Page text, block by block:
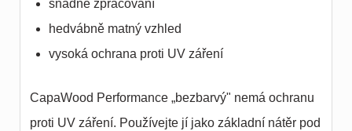
snadné zpracování
hedvábně matný vzhled
vysoká ochrana proti UV záření
CapaWood Performance „bezbarvý" nemá ochranu
proti UV záření. Používejte jí jako základní nátěr pod